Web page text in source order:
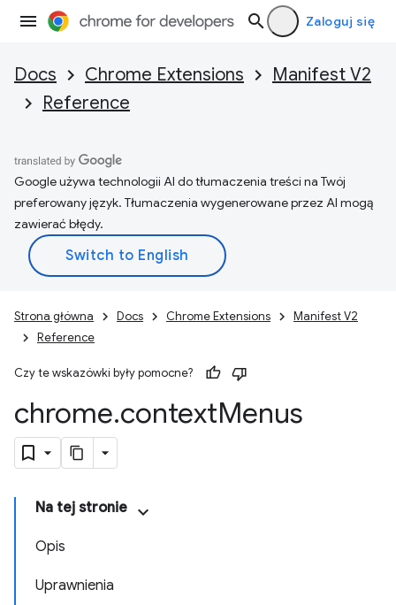
Zaloguj się
Docs Chrome Extensions
Manifest V2
Reference
Google używa technologii AI do tłumaczenia treści na Twój
preferowany język. Tłumaczenia wygenerowane przez AI mogą
zawierać błędy.
Strona główna Docs Chrome Extensions
Manifest V2
Reference
Czy te wskazówki były pomocne?
chrome.contextMenus
Na tej stronie
Opis
Uprawnienia